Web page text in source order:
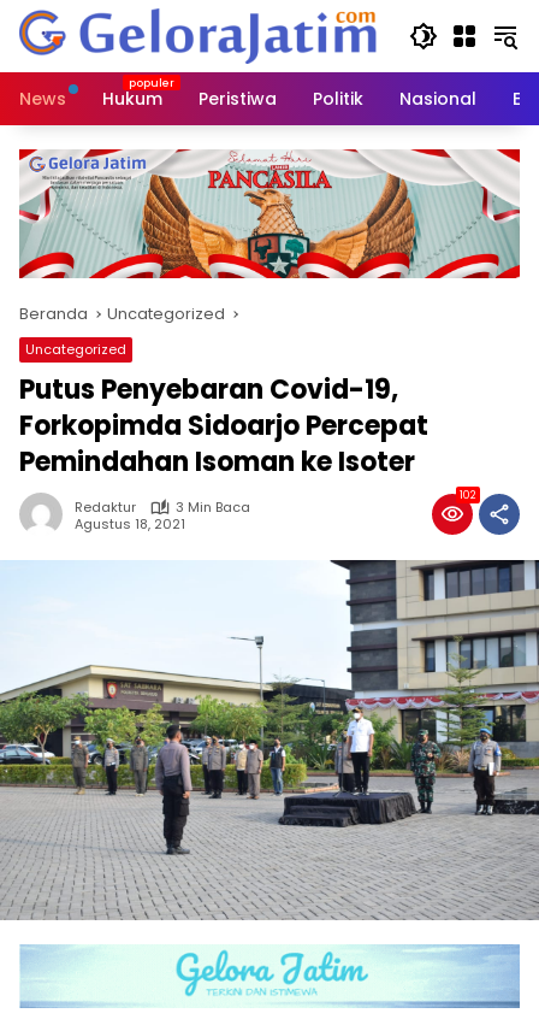
Langsung
konten
News
Hukum Peristiwa Politik Nasional
Beranda Uncategorized
Uncategorized
Putus Penyebaran Covid-19,
Forkopimda Sidoarjo Percepat
Pemindahan Isoman ke Isoter
Redaktur
3 Min Baca
Agustus 18, 2021
102